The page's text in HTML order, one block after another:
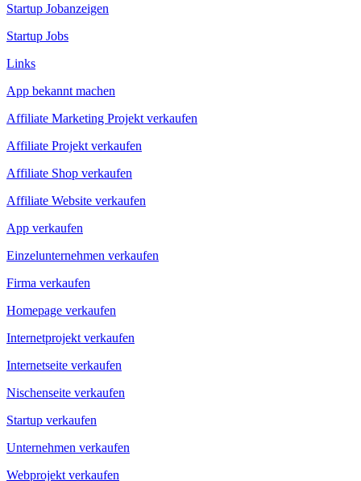
Startup Jobanzeigen
Startup Jobs
Links
App bekannt machen
Affiliate Marketing Projekt verkaufen
Affiliate Projekt verkaufen
Affiliate Shop verkaufen
Affiliate Website verkaufen
App verkaufen
Einzelunternehmen verkaufen
Firma verkaufen
Homepage verkaufen
Internetprojekt verkaufen
Internetseite verkaufen
Nischenseite verkaufen
Startup verkaufen
Unternehmen verkaufen
Webprojekt verkaufen